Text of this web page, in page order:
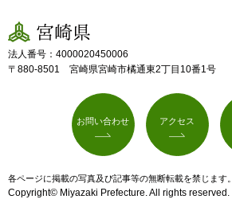
宮崎県
法人番号：4000020450006
〒880-8501 宮崎県宮崎市橘通東2丁目10番1号
お問い合わせ アクセス
各ページに掲載の写真及び記事等の無断転載を禁じます。
Copyright© Miyazaki Prefecture. All rights reserved.